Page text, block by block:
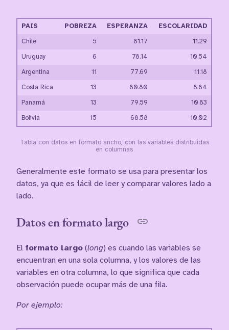
PAIS POBREZA ESPERANZA ESCOLARIDAD
Chile 5 81.17 11.29
Uruguay 6 78.14 10.54
Argentina 11 77.69 11.18
Costa Rica 13 80.80 8.84
Panamá 13 79.59 10.83
Bolivia 15 68.58 10.02
Tabla con datos en formato ancho, con las variables distribuidas
en columnas
Generalmente este formato se usa para presentar los
datos, ya que es fácil de leer y comparar valores lado a
lado.
Datos en formato largo
El formato largo (long) es cuando las variables se
encuentran en una sola columna, y los valores de las
variables en otra columna, lo que significa que cada
observación puede ocupar más de una fila.
Por ejemplo: